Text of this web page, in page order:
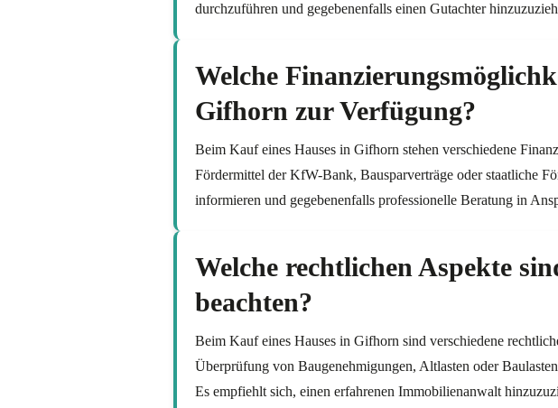
durchzuführen und gegebenenfalls einen Gutachter
Welche
Gifhorn zur Verfügung?
Beim Kauf eines Hauses in Gifhorn stehen verschiedene
Fördermittel der KfW-Bank, Bausparverträge oder staatliche
informieren und gegebenenfalls professionelle Beratung in
Welche rechtlichen Aspekte
beachten?
Beim Kauf eines Hauses in Gifhorn sind verschiedene
Überprüfung von Baugenehmigungen, Altlasten oder
Es empfiehlt sich, einen erfahrenen Immobilienanwalt